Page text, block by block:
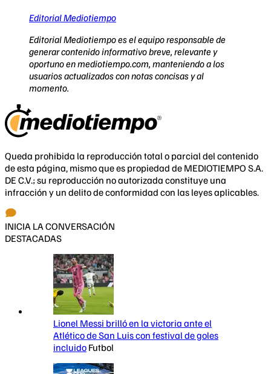
Editorial Mediotiempo
Editorial Mediotiempo es el equipo responsable de
generar contenido informativo breve, relevante y
oportuno en mediotiempo.com, manteniendo a los
usuarios actualizados con notas concisas y al
momento.
Queda prohibida la reproducción total o parcial del contenido
de esta página, mismo que es propiedad de MEDIOTIEMPO S.A.
DE C.V.; su reproducción no autorizada constituye una
infracción y un delito de conformidad con las leyes aplicables.
INICIA LA CONVERSACIÓN
DESTACADAS
Lionel Messi brilló en la victoria ante el
Atlético de San Luis con festival de goles
incluido Futbol